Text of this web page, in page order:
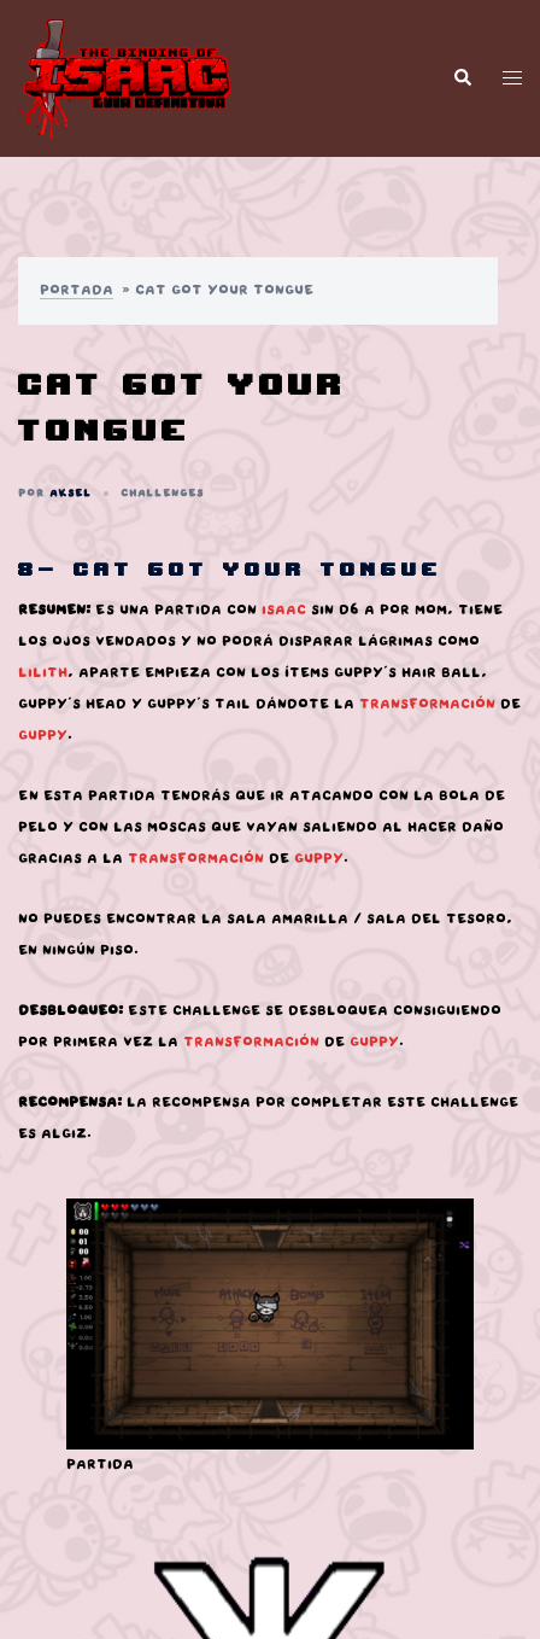
Saltar
contenido
Buscar
Portada » Cat got your Tongue
Cat got your
Tongue
POR AKSEL CHALLENGES
8- Cat got your Tongue
Resumen:Es una partida con Isaac sin D6 a por Mom, tiene
los ojos vendados y no podrá disparar lágrimas como
Lilith, aparte empieza con los ítems Guppy’s Hair Ball,
Guppy’s Head y Guppy’s Tail dándote la transformación de
Guppy.
En esta partida tendrás que ir atacando con la bola de
pelo y con las moscas que vayan saliendo al hacer daño
gracias a la transformación de Guppy.
No puedes encontrar la sala amarilla / sala del tesoro,
en ningún piso.
Desbloqueo:Este challenge se desbloquea consiguiendo
por primera vez la transformación de Guppy.
Recompensa:La recompensa por completar este challenge
es Algiz.
Partida